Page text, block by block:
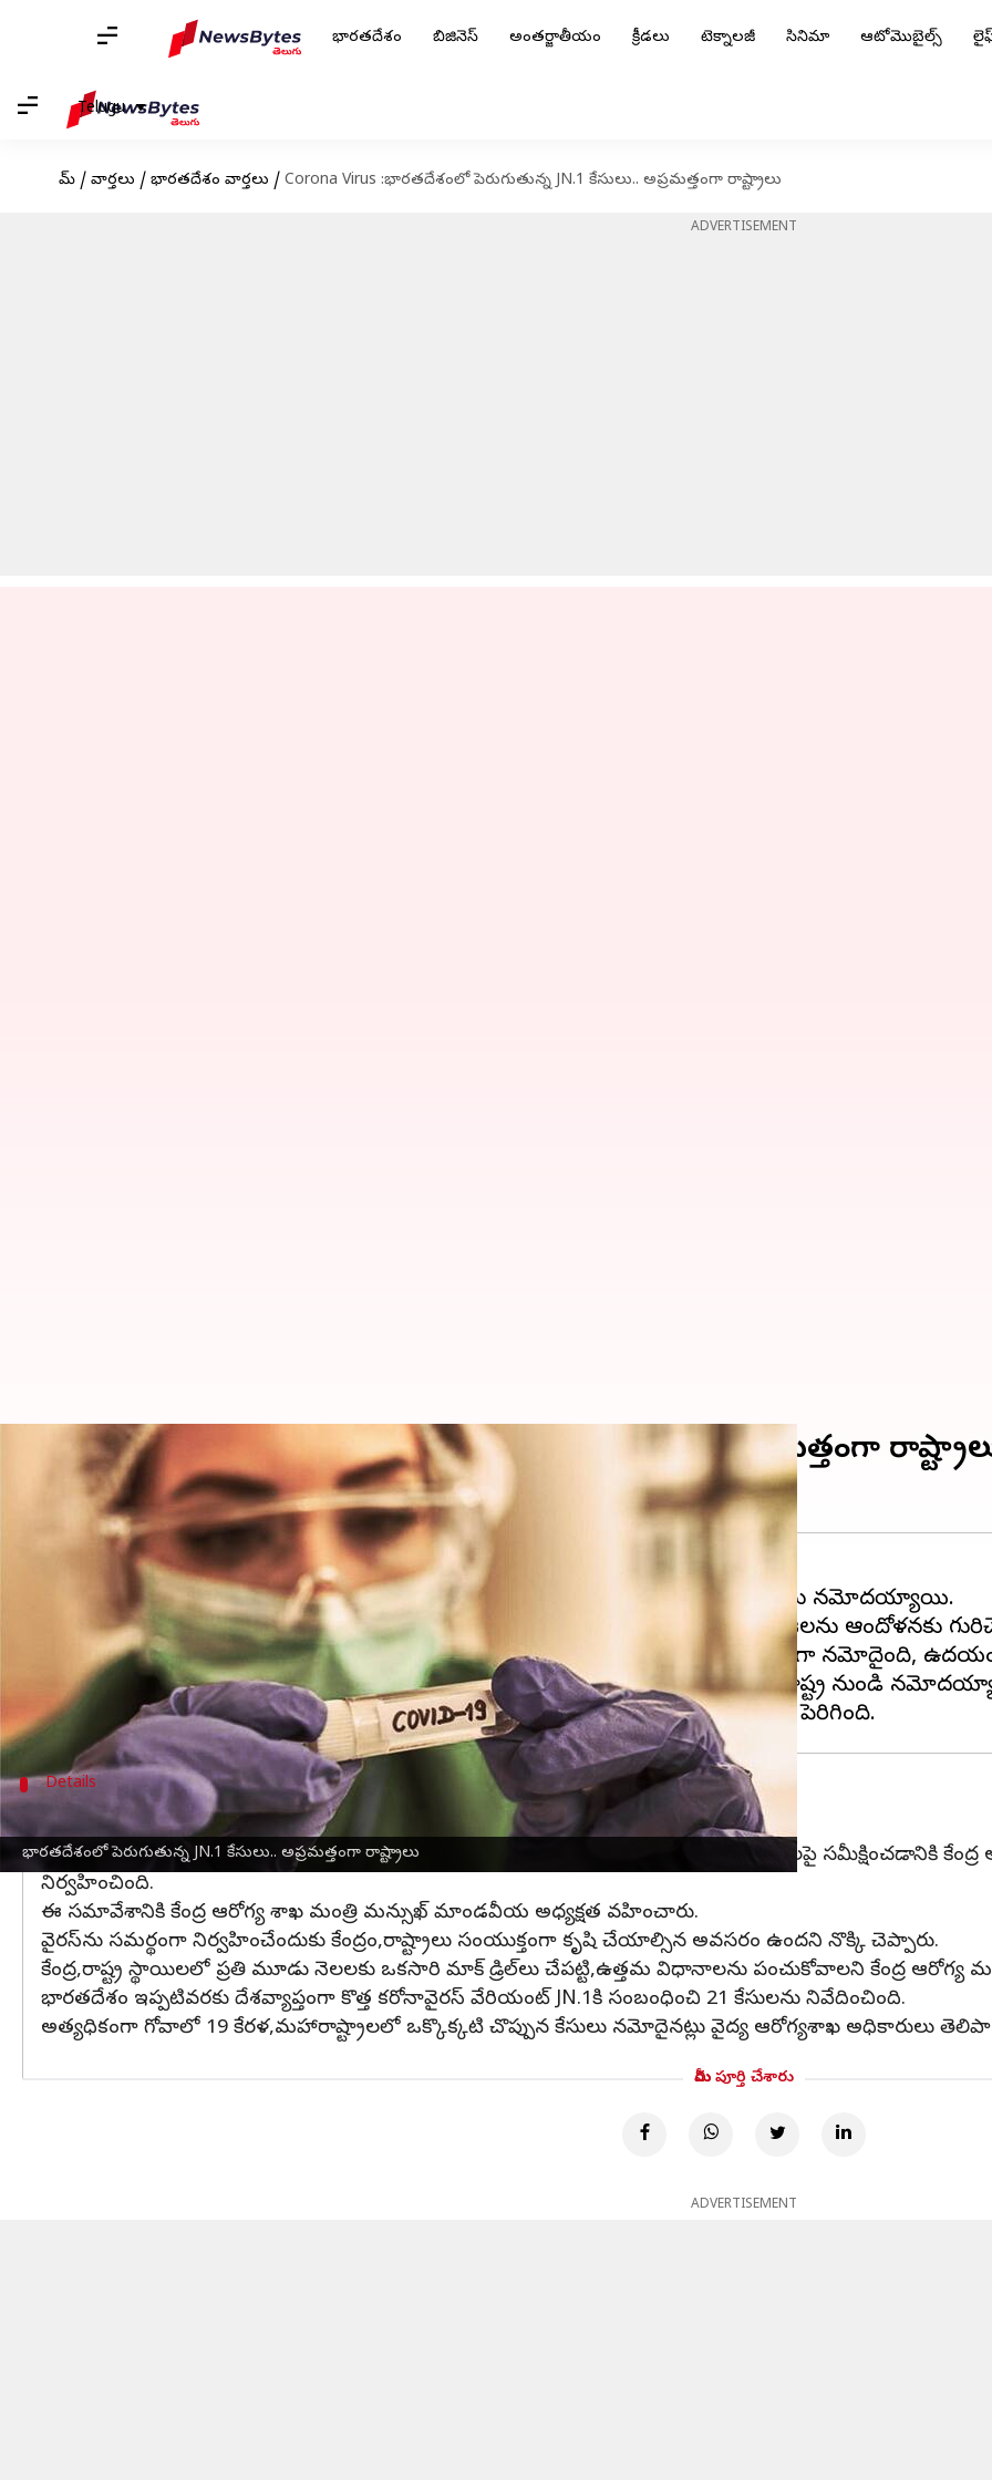
భారతదేశం బిజినెస్ అంతర్జాతీయం క్రీడలు టెక్నాలజీ సినిమా ఆటోమొబైల్స్
Telugu
హోమ్ / వార్తలు / భారతదేశం వార్తలు / Corona Virus :భారతదేశంలో పెరుగుతున్న JN.1 కేసులు.. అప్రమత్తంగా రాష్ట్రాలు
ADVERTISEMENT
భారతదేశంలో పెరుగుతున్న JN.1 కేసులు.. అప్రమత్తంగా రాష్ట్రాలు
Corona Virus :భారతదేశంలో పెరుగుతున్న JN.1 కేసులు.. అప్రమత్తంగా
Sirish Praharaju Dec 21, 2023 10:23 am
ఈ వార్తాకథనం ఏంటి
లో మొదటిసారిగా గుర్తించబడిన కోవిడ్ సబ్-వేరియంట్ JN.1 వ్యాప్తి పెరుగుతుండటం ప్రజలను ఆందోళనకు
24 గంటల వ్యవధిలో కేరళలో మూడు మరణాలు నమోదవడంతో మరణాల సంఖ్య 5,33,327గా నమోదైంది,
అదేవిధంగా, తాజా అంటువ్యాధులు ప్రధానంగా కేరళ, కర్ణాటక,గుజరాత్, తమిళనాడు,మహారాష్ట్ర నుండి
Details
మూడు రాష్ట్రాల్లో కొత్త జేఎన్.1 వేరియంట్ కేసులు
జాతీయ రికవరీ రేటు 98.81 శాతంగా ఉంది. దేశంలోని కోవిడ్ -19 కేసులు,మరణాల ఆకస్మిక పెరుగుదలపై సమీక్షించడానికి
నిర్వహించింది.
ఈ సమావేశానికి కేంద్ర ఆరోగ్య శాఖ మంత్రి మన్సుఖ్ మాండవీయ అధ్యక్షత వహించారు.
వైరస్‌ను సమర్థంగా నిర్వహించేందుకు కేంద్రం,రాష్ట్రాలు సంయుక్తంగా కృషి చేయాల్సిన అవసరం ఉందని నొక్కి చెప్పారు.
కేంద్ర,రాష్ట్ర స్థాయిలలో ప్రతి మూడు నెలలకు ఒకసారి మాక్ డ్రిల్‌లు చేపట్టి,ఉత్తమ విధానాలను పంచుకోవాలని కేంద్ర ఆరోగ్య
భారతదేశం ఇప్పటివరకు దేశవ్యాప్తంగా కొత్త కరోనావైరస్ వేరియంట్ JN.1కి సంబంధించి 21 కేసులను నివేదించింది.
అత్యధికంగా గోవాలో 19 కేరళ,మహారాష్ట్రాలలో ఒక్కొక్కటి చొప్పున కేసులు నమోదైనట్లు వైద్య ఆరోగ్యశాఖ అధికారులు
మీరు పూర్తి చేశారు
ADVERTISEMENT